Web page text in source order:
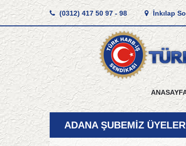
(0312) 417 50 97 - 98 İnkılap
ADANA ŞUBEMİZ